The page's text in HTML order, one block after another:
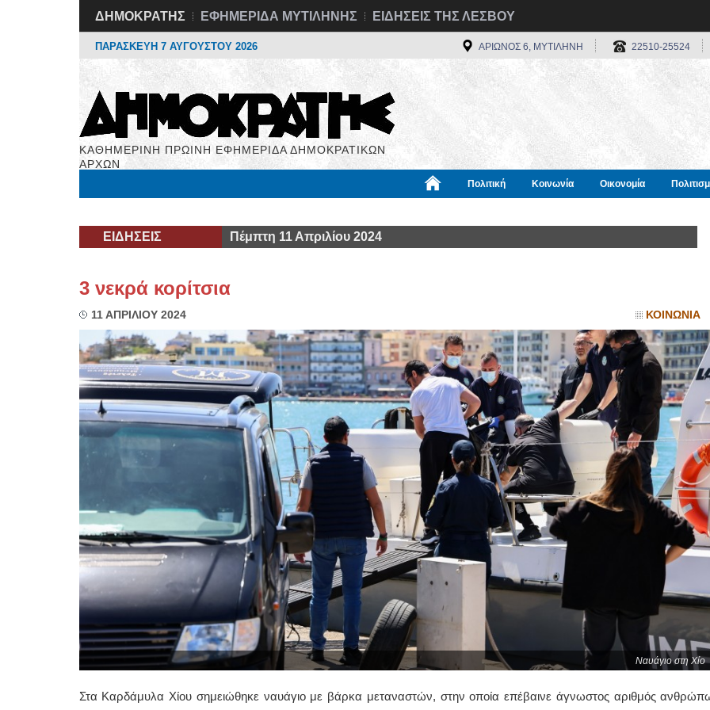
ΔΗΜΟΚΡΑΤΗΣ ΕΦΗΜΕΡΙΔΑ ΜΥΤΙΛΗΝΗΣ ΕΙΔΗΣΕΙΣ ΤΗΣ ΛΕΣΒΟΥ
ΠΑΡΑΣΚΕΥΗ 7 ΑΥΓΟΥΣΤΟΥ 2026 ΑΡΙΩΝΟΣ 6, ΜΥΤΙΛΗΝΗ 22510-25524
ΚΑΘΗΜΕΡΙΝΗ ΠΡΩΙΝΗ ΕΦΗΜΕΡΙΔΑ ΔΗΜΟΚΡΑΤΙΚΩΝ
ΑΡΧΩΝ
Πολιτική Κοινωνία Οικονομία
ΕΙΔΗΣΕΙΣ Πέμπτη 11 Απριλίου 2024
3 νεκρά κορίτσια
11 ΑΠΡΙΛΙΟΥ 2024 ΚΟΙΝΩΝΙΑ
Ναυάγιο στη Χίο
Στα Καρδάμυλα Χίου σημειώθηκε ναυάγιο με βάρκα μεταναστών, στην οποία επέβαινε άγνωστος αριθμός